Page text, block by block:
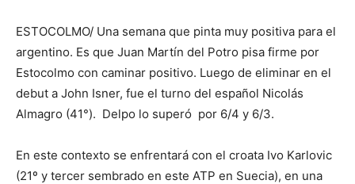
ESTOCOLMO/ Una semana que pinta muy positiva para el
argentino. Es que Juan Martín del Potro pisa firme por
Estocolmo con caminar positivo. Luego de eliminar en el
debut a John Isner, fue el turno del español Nicolás
Almagro (41°). Delpo lo superó por 6/4 y 6/3.
En este contexto se enfrentará con el croata Ivo Karlovic
(21º y tercer sembrado en este ATP en Suecia), en una